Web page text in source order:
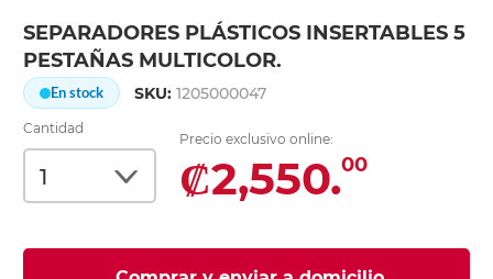
SEPARADORES PLÁSTICOS INSERTABLES 5
PESTAÑAS MULTICOLOR.
En stock SKU:1205000047
Cantidad
Precio exclusivo online:
₡2,550.00